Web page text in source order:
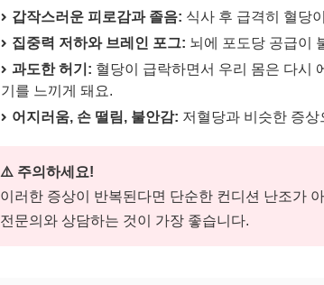
갑작스러운 피로감과 졸음: 식사 후 급격히 혈당
집중력 저하와 브레인 포그: 뇌에 포도당 공급이
과도한 허기: 혈당이 급락하면서 우리 몸은 다시
기를 느끼게 돼요.
어지러움, 손 떨림, 불안감: 저혈당과 비슷한 증
⚠️ 주의하세요!
이러한 증상이 반복된다면 단순한 컨디션 난조가
전문의와 상담하는 것이 가장 좋습니다.